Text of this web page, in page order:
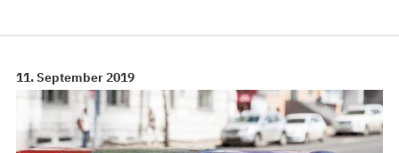
11. September 2019